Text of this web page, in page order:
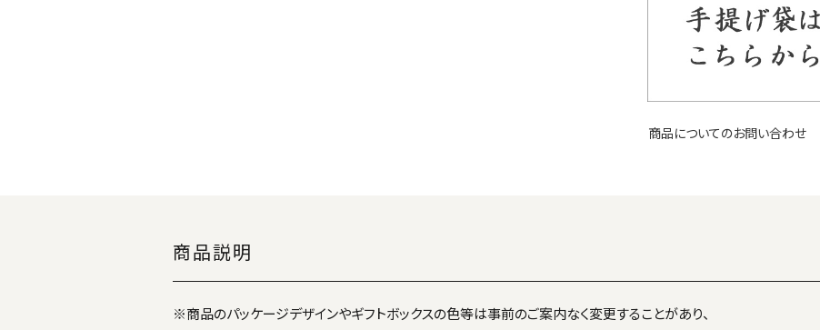
商品についてのお問い合わせ
商品説明
※商品のパッケージデザインやギフトボックスの色等は事前のご案内なく変更することがあり、